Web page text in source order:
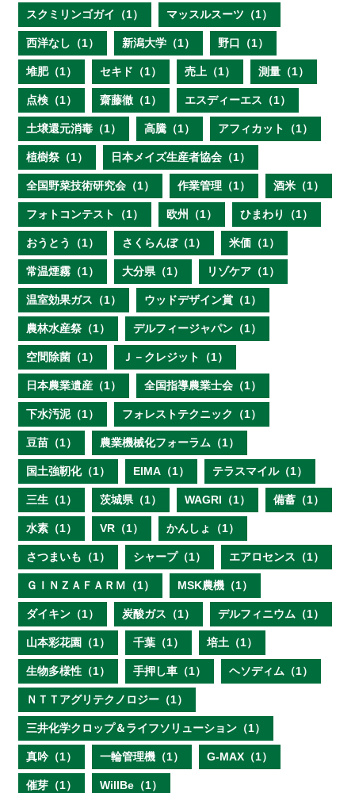
スクミリンゴガイ（1） マッスルスーツ（1）
西洋なし（1） 新潟大学（1） 野口（1）
堆肥（1） セキド（1） 売上（1） 測量（1）
点検（1） 齋藤徹（1） エスディーエス（1）
土壌還元消毒（1） 高騰（1） アフィカット（1）
植樹祭（1） 日本メイズ生産者協会（1）
全国野菜技術研究会（1） 作業管理（1） 酒米（1）
フォトコンテスト（1） 欧州（1） ひまわり（1）
おうとう（1） さくらんぼ（1） 米価（1）
常温煙霧（1） 大分県（1） リゾケア（1）
温室効果ガス（1） ウッドデザイン賞（1）
農林水産祭（1） デルフィージャパン（1）
空間除菌（1） Ｊ－クレジット（1）
日本農業遺産（1） 全国指導農業士会（1）
下水汚泥（1） フォレストテクニック（1）
豆苗（1） 農業機械化フォーラム（1）
国土強靭化（1） EIMA（1） テラスマイル（1）
三生（1） 茨城県（1） WAGRI（1） 備蓄（1）
水素（1） VR（1） かんしょ（1）
さつまいも（1） シャープ（1） エアロセンス（1）
ＧＩＮＺＡＦＡＲＭ（1） MSK農機（1）
ダイキン（1） 炭酸ガス（1） デルフィニウム（1）
山本彩花園（1） 千葉（1） 培土（1）
生物多様性（1） 手押し車（1） ヘソディム（1）
ＮＴＴアグリテクノロジー（1）
三井化学クロップ＆ライフソリューション（1）
真吟（1） 一輪管理機（1） G-MAX（1）
催芽（1） WillBe（1）